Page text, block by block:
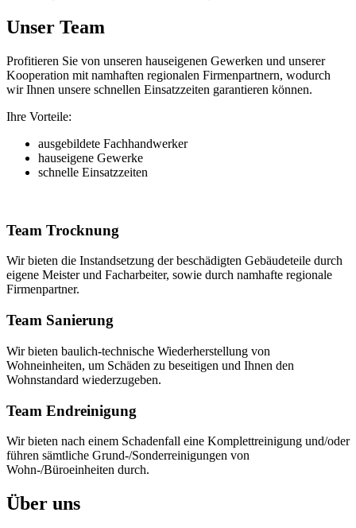
Unser Team
Profitieren Sie von unseren hauseigenen Gewerken und unserer
Kooperation mit namhaften regionalen Firmenpartnern, wodurch
wir Ihnen unsere schnellen Einsatzzeiten garantieren können.
Ihre Vorteile:
ausgebildete Fachhandwerker
hauseigene Gewerke
schnelle Einsatzzeiten
Team Trocknung
Wir bieten die Instandsetzung der beschädigten Gebäudeteile durch
eigene Meister und Facharbeiter, sowie durch namhafte regionale
Firmenpartner.
Team Sanierung
Wir bieten baulich-technische Wiederherstellung von
Wohneinheiten, um Schäden zu beseitigen und Ihnen den
Wohnstandard wiederzugeben.
Team Endreinigung
Wir bieten nach einem Schadenfall eine Komplettreinigung und/oder
führen sämtliche Grund-/Sonderreinigungen von
Wohn-/Büroeinheiten durch.
Über uns